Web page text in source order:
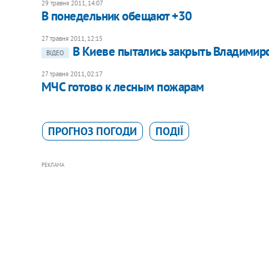
29 травня 2011, 14:07
В понедельник обещают +30
27 травня 2011, 12:15
ВІДЕО
В Киеве пытались закрыть
27 травня 2011, 02:17
МЧС готово к лесным пожарам
ПРОГНОЗ ПОГОДИ ПОДІЇ
РЕКЛАМА